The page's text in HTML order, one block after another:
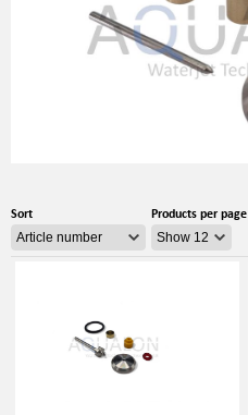
Sort Products per page